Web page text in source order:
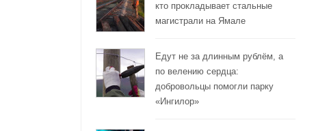
кто прокладывает стальные
магистрали на Ямале
Едут не за длинным рублём, а
по велению сердца:
добровольцы помогли парку
«Ингилор»